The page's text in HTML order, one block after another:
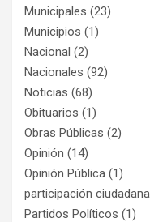
Municipales (23)
Municipios (1)
Nacional (2)
Nacionales (92)
Noticias (68)
Obituarios (1)
Obras Públicas (2)
Opinión (14)
Opinión Pública (1)
participación ciudadana
Partidos Políticos (1)